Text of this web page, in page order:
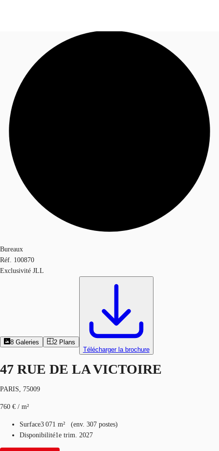
Blog
Données marchés
Appelez maintenant
Bureaux
Réf. 100870
Exclusivité JLL
8 Galeries 2 Plans
Télécharger la brochure
47 RUE DE LA VICTOIRE
PARIS, 75009
760 € / m²
Surface3 071 m² (env. 307 postes)
Disponibilité1e trim. 2027